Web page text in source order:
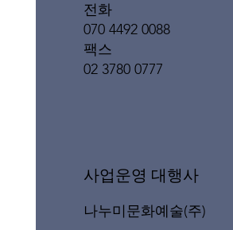
전화
070 4492 0088
팩스
02 3780 0777
​사업운영 대행사
나누미문화예술(주)